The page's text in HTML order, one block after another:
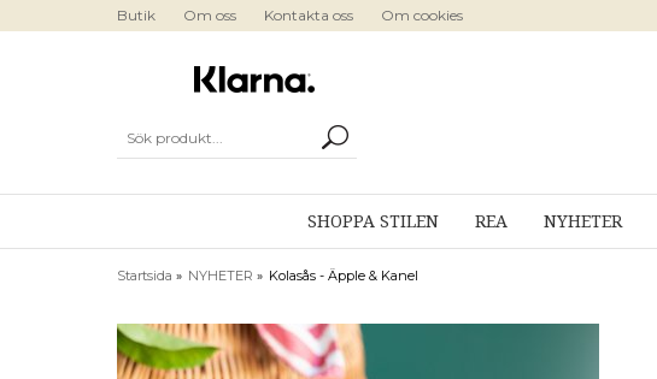
Butik Om oss Kontakta oss Om cookies
SHOPPA STILEN REA NYHETER
Startsida » NYHETER » Kolasås - Äpple & Kanel